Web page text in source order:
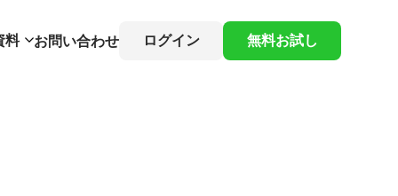
料 お問い合わせ ログイン 無料お試し